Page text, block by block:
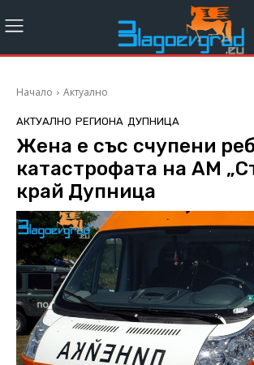
Начало Актуално
АКТУАЛНО РЕГИОНА ДУПНИЦА
Жена е със счупени
катастрофата на AM
край Дупница